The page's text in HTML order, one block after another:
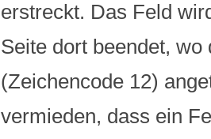
erstreckt. Das Feld
Seite dort beendet,
(Zeichencode 12)
vermieden, dass ein